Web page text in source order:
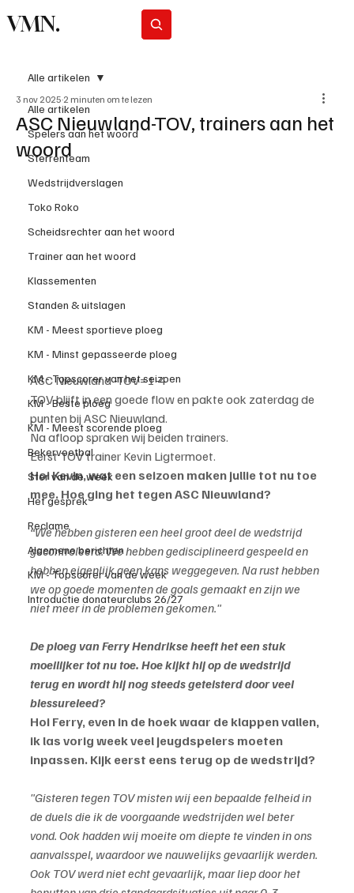
VMN.
Alle artikelen
Spelers aan het woord
Sterrenteam
Wedstrijdverslagen
Toko Roko
Scheidsrechter aan het woord
Trainer aan het woord
Klassementen
Standen & uitslagen
KM - Meest sportieve ploeg
KM - Minst gepasseerde ploeg
KM - Topscorer van het seizoen
KM - Beste ploeg
KM - Meest scorende ploeg
Bekervoetbal
Ster van de week
Het gesprek
Reclame
Algemene berichten
KM - Topscorer van de week
Introductie donateurclubs 26/27
Alle artikelen
ASC Nieuwland-TOV, trainers aan het
woord
3 nov 2025 2 minuten om te lezen
ASC Nieuwland -TOV=1-4
TOV blijft in een goede flow en pakte ook zaterdag de
punten bij ASC Nieuwland.
Na afloop spraken wij beiden trainers.
Eerst TOV trainer Kevin Ligtermoet.
Hoi Kevin, wat een seizoen maken jullie tot nu toe
mee. Hoe ging het tegen ASC Nieuwland?
“We hebben gisteren een heel groot deel de wedstrijd
gecontroleerd. We hebben gedisciplineerd gespeeld en
hebben eigenlijk geen kans weggegeven. Na rust hebben
we op goede momenten de goals gemaakt en zijn we
niet meer in de problemen gekomen."
De ploeg van Ferry Hendrikse heeft het een stuk
moeilijker tot nu toe. Hoe kijkt hij op de wedstrijd
terug en wordt hij nog steeds geteisterd door veel
blessureleed?
Hoi Ferry, even in de hoek waar de klappen vallen,
ik las vorig week veel jeugdspelers moeten
inpassen. Kijk eerst eens terug op de wedstrijd?
"Gisteren tegen TOV misten wij een bepaalde felheid in
de duels die ik de voorgaande wedstrijden wel beter
vond. Ook hadden wij moeite om diepte te vinden in ons
aanvalsspel, waardoor we nauwelijks gevaarlijk werden.
Ook TOV werd niet echt gevaarlijk, maar liep door het